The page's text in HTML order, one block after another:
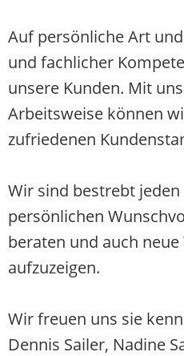
Auf persönliche Art
und fachlicher
unsere Kunden. Mit
Arbeitsweise können
zufriedenen
Wir sind bestrebt
persönlichen
beraten und auch
aufzuzeigen.
Wir freuen uns sie
Dennis Sailer, Nadine